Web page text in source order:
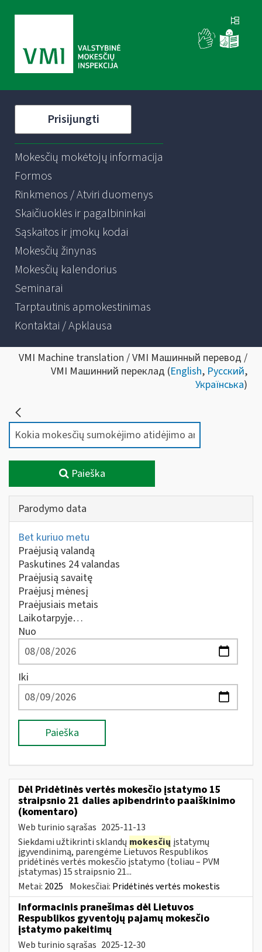
Prisijungti
Mokesčių mokėtojų informacija
Formos
Rinkmenos / Atviri duomenys
Skaičiuoklės ir pagalbininkai
Sąskaitos ir įmokų kodai
Mokesčių žinynas
Mokesčių kalendorius
Seminarai
Tarptautinis apmokestinimas
Kontaktai / Apklausa
VMI Machine translation / VMI Машинный перевод /
VMI Машинний переклад (English, Русский,
Українська)
Paieška
Parodymo data
Bet kuriuo metu
Praėjusią valandą
Paskutines 24 valandas
Praėjusią savaitę
Praėjusį mėnesį
Praėjusiais metais
Laikotarpyje…
Nuo
Iki
Paieška
Dėl Pridėtinės vertės mokesčio įstatymo 15
straipsnio 21 dalies apibendrinto paaiškinimo
(komentaro)
Web turinio sąrašas 2025-11-13
Siekdami užtikrinti sklandų mokesčių įstatymų
įgyvendinimą, parengėme Lietuvos Respublikos
pridėtinės vertės mokesčio įstatymo (toliau – PVM
įstatymas) 15 straipsnio 21...
Metai: 2025 Mokesčiai: Pridėtinės vertės mokestis
Informacinis pranešimas dėl Lietuvos
Respublikos gyventojų pajamų mokesčio
įstatymo pakeitimų
Web turinio sąrašas 2025-12-30